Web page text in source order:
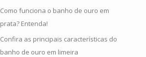
Como funciona o banho de ouro em
prata? Entenda!
Confira as principais características do
banho de ouro em limeira